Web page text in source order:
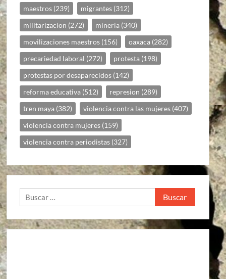
maestros (239) migrantes (312)
militarizacion (272) mineria (340)
movilizaciones maestros (156) oaxaca (282)
precariedad laboral (272) protesta (198)
protestas por desaparecidos (142)
reforma educativa (512) represion (289)
tren maya (382) violencia contra las mujeres (407)
violencia contra mujeres (159)
violencia contra periodistas (327)
Buscar: